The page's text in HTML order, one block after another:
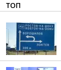
ТОП